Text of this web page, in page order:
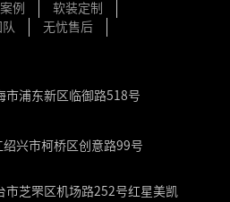
例
软装定制
无忧售后
市浦东新区临御路518号
绍兴市柯桥区创意路99号
市芝罘区机场路252号红星美凯